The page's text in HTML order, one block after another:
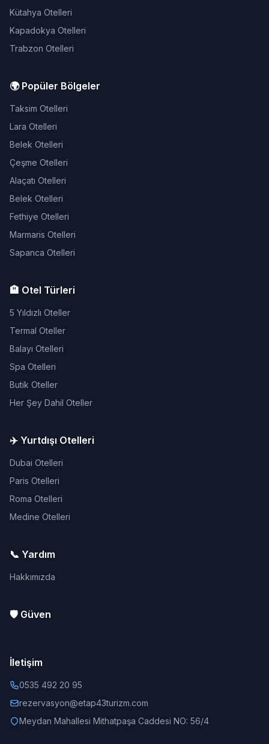
Kütahya Otelleri
Kapadokya Otelleri
Trabzon Otelleri
🌍 Popüler Bölgeler
Taksim Otelleri
Lara Otelleri
Belek Otelleri
Çeşme Otelleri
Alaçatı Otelleri
Belek Otelleri
Fethiye Otelleri
Marmaris Otelleri
Sapanca Otelleri
🏨 Otel Türleri
5 Yıldızlı Oteller
Termal Oteller
Balayı Otelleri
Spa Otelleri
Butik Oteller
Her Şey Dahil Oteller
✈️ Yurtdışı Otelleri
Dubai Otelleri
Paris Otelleri
Roma Otelleri
Medine Otelleri
📞 Yardım
Hakkımızda
🛡️ Güven
İletişim
0535 492 20 95
rezervasyon@etap43turizm.com
Meydan Mahallesi Mithatpaşa Caddesi NO: 56/4